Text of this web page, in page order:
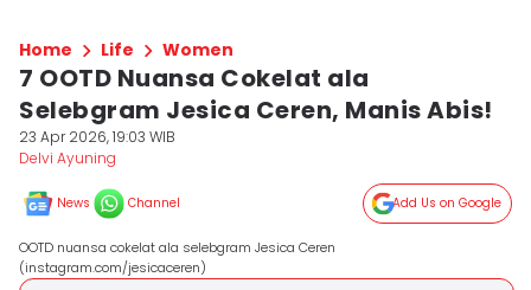
Home Life Women
7 OOTD Nuansa Cokelat ala
Selebgram Jesica Ceren, Manis Abis!
23 Apr 2026, 19:03 WIB
Delvi Ayuning
News Channel Add Us on Google
OOTD nuansa cokelat ala selebgram Jesica Ceren
(instagram.com/jesicaceren)